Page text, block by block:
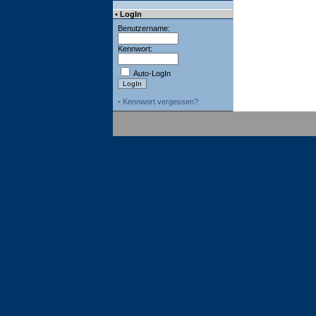
• LogIn
Benutzername:
Kennwort:
Auto-LogIn
- Kennwort vergessen?